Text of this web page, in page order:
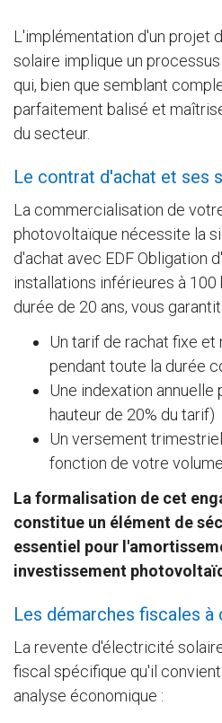
L'implémentation d'un projet
solaire implique un
qui, bien que semblant
parfaitement balisé et
du secteur.
Le contrat d'achat et ses
La commercialisation de
photovoltaïque nécessite la
d'achat avec EDF Obligation
installations inférieures à 100
durée de 20 ans, vous garantit
Un tarif de rachat fixe et
pendant toute la durée
Une indexation annuelle
hauteur de 20% du tarif)
Un versement
fonction de votre
La formalisation de cet
constitue un élément de
essentiel pour
investissement
Les démarches fiscales à
La revente d'électricité
fiscal spécifique qu'il
analyse économique :